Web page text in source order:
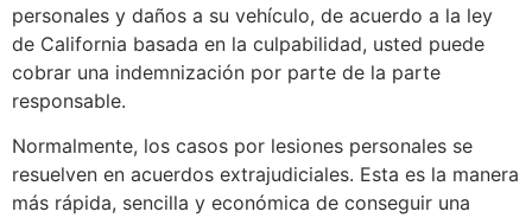
personales y daños a su vehículo, de acuerdo a la ley
de California basada en la culpabilidad, usted puede
cobrar una indemnización por parte de la parte
responsable.
Normalmente, los casos por lesiones personales se
resuelven en acuerdos extrajudiciales. Esta es la manera
más rápida, sencilla y económica de conseguir una